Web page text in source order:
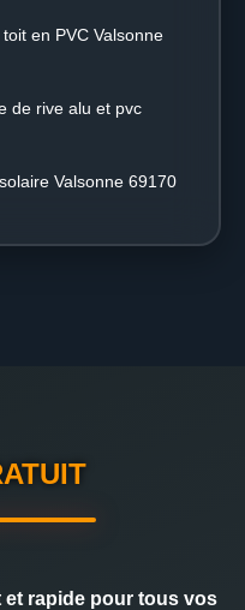
en PVC Valsonne
de rive alu et pvc
Valsonne 69170
et rapide pour tous vos